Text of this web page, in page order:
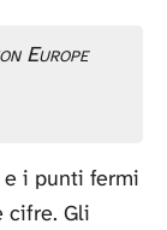
Europe
i punti fermi
cifre. Gli